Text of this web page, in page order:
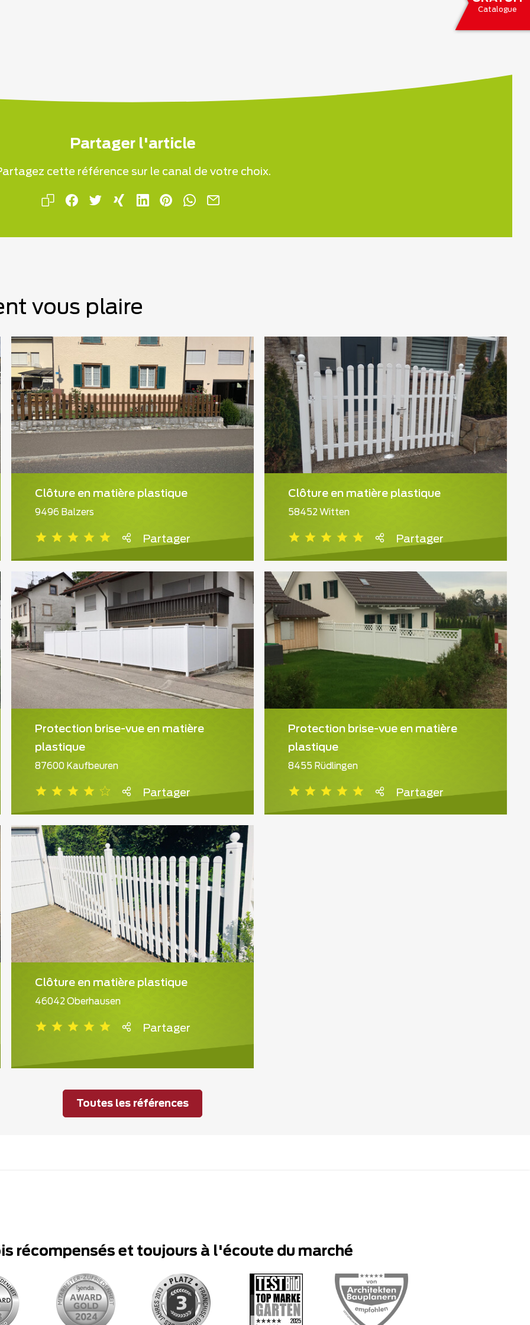
Catalogue
Partager l'article
cette référence sur le canal de votre choix.
vous plaire
Clôture en matière plastique
9496 Balzers
Partager
Clôture en matière plastique
58452 Witten
Partager
Protection brise-vue en matière
plastique
87600 Kaufbeuren
Partager
Protection brise-vue en matière
plastique
8455 Rüdlingen
Partager
Clôture en matière plastique
46042 Oberhausen
Partager
Toutes les références
récompensés et toujours à l'écoute du marché